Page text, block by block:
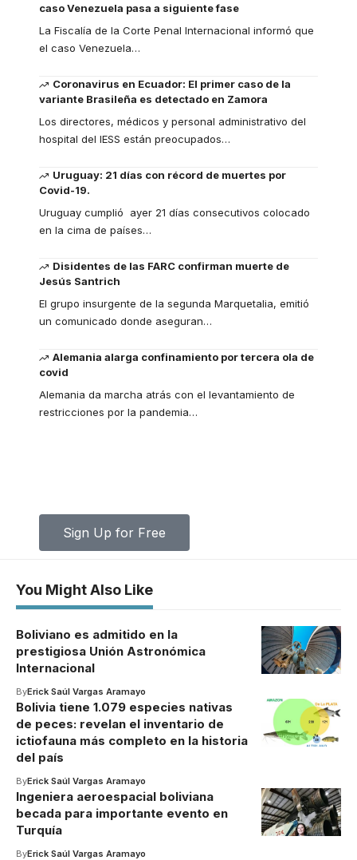
caso Venezuela pasa a siguiente fase
La Fiscalía de la Corte Penal Internacional informó que
el caso Venezuela…
Coronavirus en Ecuador: El primer caso de la
variante Brasileña es detectado en Zamora
Los directores, médicos y personal administrativo del
hospital del IESS están preocupados…
Uruguay: 21 días con récord de muertes por
Covid-19.
Uruguay cumplió ayer 21 días consecutivos colocado
en la cima de países…
Disidentes de las FARC confirman muerte de
Jesús Santrich
El grupo insurgente de la segunda Marquetalia, emitió
un comunicado donde aseguran…
Alemania alarga confinamiento por tercera ola de
covid
Alemania da marcha atrás con el levantamiento de
restricciones por la pandemia…
Sign Up for Free
You Might Also Like
Boliviano es admitido en la
prestigiosa Unión Astronómica
Internacional
ByErick Saúl Vargas Aramayo
Bolivia tiene 1.079 especies nativas
de peces: revelan el inventario de
ictiofauna más completo en la historia
del país
ByErick Saúl Vargas Aramayo
Ingeniera aeroespacial boliviana
becada para importante evento en
Turquía
ByErick Saúl Vargas Aramayo